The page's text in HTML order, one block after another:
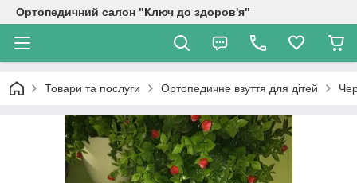
Ортопедичний салон "Ключ до здоров'я"
Товари та послуги Ортопедичне взуття для дітей